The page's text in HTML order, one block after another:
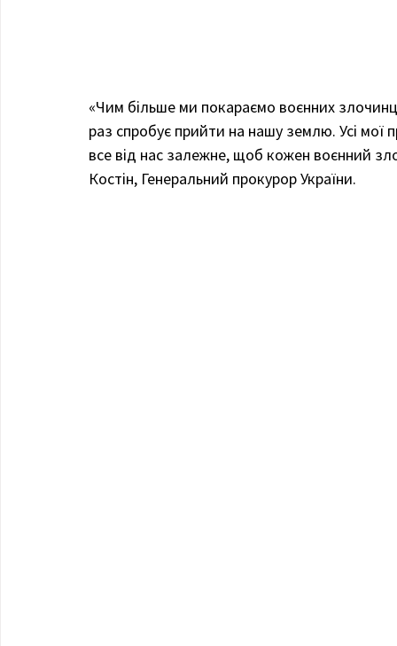
«Чим більше ми покараємо воєнних
раз спробує прийти на нашу землю. Усі мої
все від нас залежне, щоб кожен воєнний
Костін, Генеральний прокурор України.